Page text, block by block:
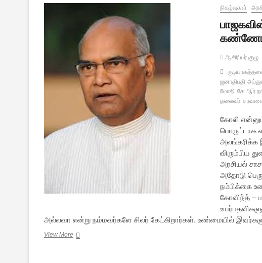
நிகழ்வுகள்
ஆசிரியர் குழு
ஜனாதிபதி
மோதி
தலைவர்
கோலி
பொருட்டாக
அலங்கரிக்க
விரும்பிய
அரசியல்
அதோடு
நம்பிக்கை
கோவிந்த் –
அல்லவா என்று நம்மவர்களே சிலர் கேட்கிறார்கள். உண்மையில்
View Moreபாஜகவின்